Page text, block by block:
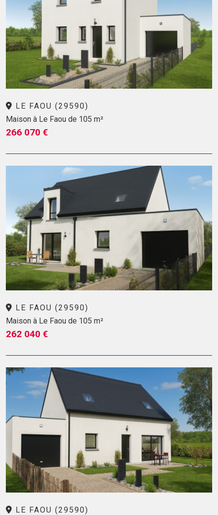
LE FAOU (29590)
Maison à Le Faou de 105 m²
266 070 €
LE FAOU (29590)
Maison à Le Faou de 105 m²
262 040 €
LE FAOU (29590)